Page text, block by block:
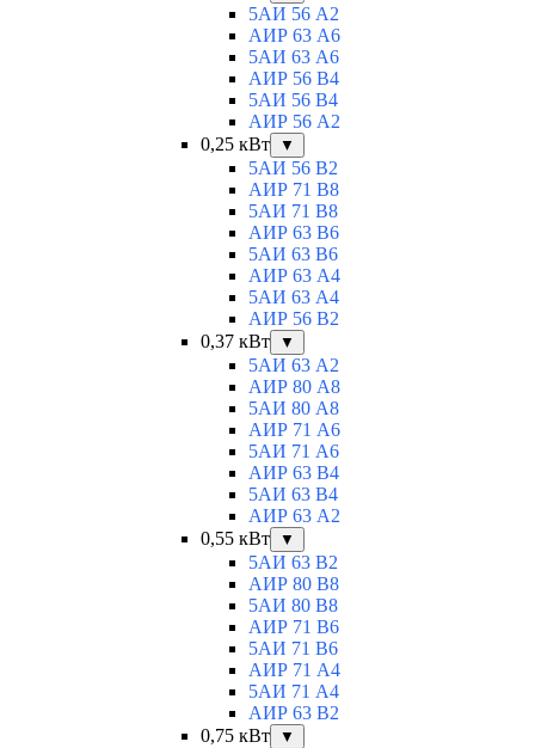
5АИ 56 A2
АИР 63 А6
5АИ 63 A6
АИР 56 В4
5АИ 56 В4
АИР 56 А2
0,25 кВт
▼
5АИ 56 B2
АИР 71 В8
5АИ 71 B8
АИР 63 B6
5АИ 63 B6
АИР 63 А4
5АИ 63 A4
АИР 56 В2
0,37 кВт
▼
5АИ 63 A2
АИР 80 А8
5АИ 80 A8
АИР 71 А6
5АИ 71 A6
АИР 63 B4
5АИ 63 B4
АИР 63 А2
0,55 кВт
▼
5АИ 63 B2
АИР 80 B8
5АИ 80 В8
АИР 71 В6
5АИ 71 B6
АИР 71 А4
5АИ 71 A4
АИР 63 B2
0,75 кВт
▼